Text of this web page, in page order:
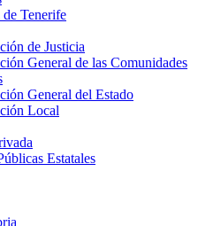
de Tenerife
de Justicia
General de las Comunidades
General del Estado
Local
Estatales